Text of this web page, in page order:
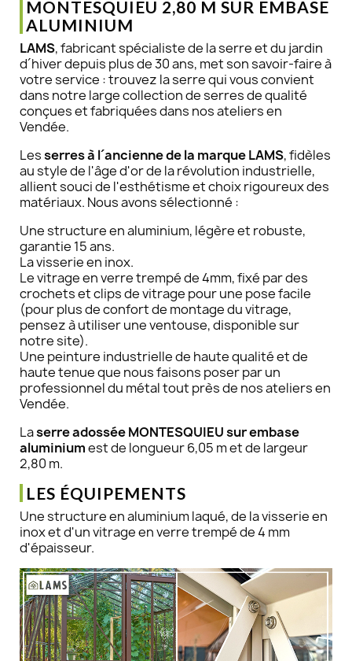
MONTESQUIEU 2,80 M SUR EMBASE
ALUMINIUM
LAMS, fabricant spécialiste de la serre et du jardin
d´hiver depuis plus de 30 ans, met son savoir-faire à
votre service : trouvez la serre qui vous convient
dans notre large collection de serres de qualité
conçues et fabriquées dans nos ateliers en
Vendée.
Lesserres à l´ancienne de la marque LAMS, fidèles
au style de l'âge d'or de la révolution industrielle,
allient souci de l'esthétisme et choix rigoureux des
matériaux. Nous avons sélectionné :
Une structure en aluminium, légère et robuste,
garantie 15 ans.
La visserie en inox.
Le vitrage en verre trempé de 4mm, fixé par des
crochets et clips de vitrage pour une pose facile
(pour plus de confort de montage du vitrage,
pensez à utiliser une ventouse, disponible sur
notre site).
Une peinture industrielle de haute qualité et de
haute tenue que nous faisons poser par un
professionnel du métal tout près de nos ateliers en
Vendée.
Laserre adossée MONTESQUIEU sur embase
aluminiumest de longueur 6,05 m et de largeur
2,80 m.
LES ÉQUIPEMENTS
Une structure en aluminium laqué, de la visserie en
inox et d'un vitrage en verre trempé de 4 mm
d'épaisseur.